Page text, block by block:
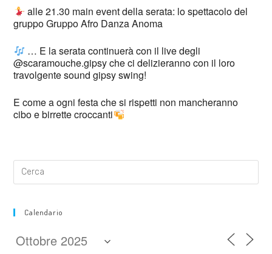
alle 21.30 main event della serata: lo spettacolo del
gruppo Gruppo Afro Danza Anoma
… E la serata continuerà con il live degli
@scaramouche.gipsy che ci delizieranno con il loro
travolgente sound gipsy swing!
E come a ogni festa che si rispetti non mancheranno
cibo e birrette croccanti
Calendario